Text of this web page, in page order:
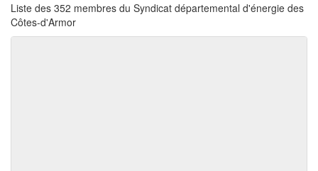
Liste des 352 membres du Syndicat départemental d'énergie des
Côtes-d'Armor